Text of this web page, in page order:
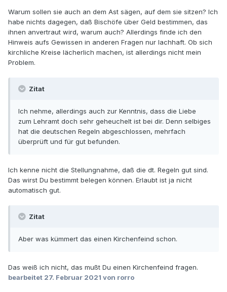
Warum sollen sie auch an dem Ast sägen, auf dem sie sitzen? Ich
habe nichts dagegen, daß Bischöfe über Geld bestimmen, das
ihnen anvertraut wird, warum auch? Allerdings finde ich den
Hinweis aufs Gewissen in anderen Fragen nur lachhaft. Ob sich
kirchliche Kreise lächerlich machen, ist allerdings nicht mein
Problem.
Zitat
Ich nehme, allerdings auch zur Kenntnis, dass die Liebe
zum Lehramt doch sehr geheuchelt ist bei dir. Denn selbiges
hat die deutschen Regeln abgeschlossen, mehrfach
überprüft und für gut befunden.
Ich kenne nicht die Stellungnahme, daß die dt. Regeln gut sind.
Das wirst Du bestimmt belegen können. Erlaubt ist ja nicht
automatisch gut.
Zitat
Aber was kümmert das einen Kirchenfeind schon.
Das weiß ich nicht, das mußt Du einen Kirchenfeind fragen.
bearbeitet 27. Februar 2021 von rorro